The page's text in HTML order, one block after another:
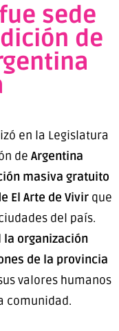
sede
de
en la Legislatura
de Argentina
masiva gratuito
El Arte de Vivir que
del país.
la organización
de la provincia
valores humanos
comunidad.